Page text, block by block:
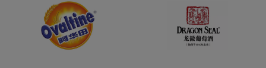
啤酒logo设计 葡萄酒logo设计
培训机构logo设计